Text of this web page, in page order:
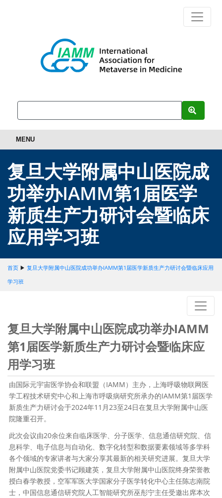
MENU
复旦大学附属中山医院成
功举办IAMM第1届医学
新质生产力研讨会暨临床
应用学习班
首页 ▶ 复旦大学附属中山医院成功举办IAMM第1届医学新质生产力研讨会暨临床应用
学习班
复旦大学附属中山医院成功举办IAMM
第1届医学新质生产力研讨会暨临床应
用学习班
由国际元宇宙医学协会和联盟（IAMM）主办，上海呼吸物联网医
学工程技术研究中心和上海市呼吸病研究所承办的IAMM第1届医学
新质生产力研讨会于2024年11月23至24日在复旦大学附属中山医
院隆重召开。
此次会议由20余位来自临床医学、分子医学、信息通信研究院、信
息科学、电子信息与自动化、数字化转型和数据要素领域等多学科
各个领域的专家讲者与大家分享其最新的相关研究进展。复旦大学
附属中山医院党委书记顾建英，复旦大学附属中山医院终身荣誉教
授白春学教授，空军军医大学国家分子医学转化中心主任陈志南院
士，中国信息通信研究院人工智能研究所巫彤宁主任受邀出席本次